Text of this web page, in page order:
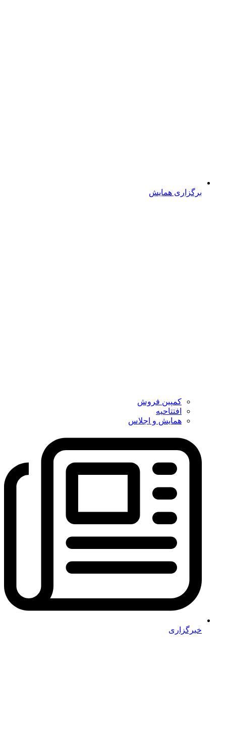
برگزاری همایش
کمپین فروش
افتتاحیه
همایش و اجلاس
خبرگزاری